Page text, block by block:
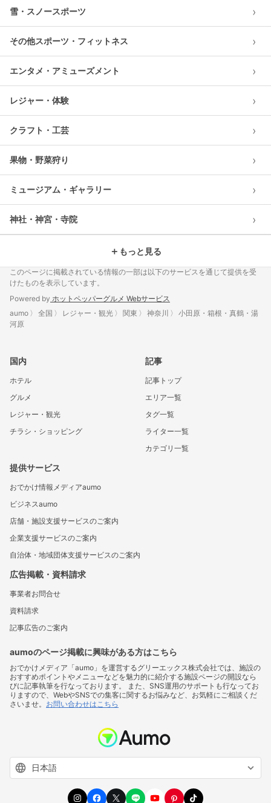
雪・スノースポーツ ›
その他スポーツ・フィットネス ›
エンタメ・アミューズメント ›
レジャー・体験 ›
クラフト・工芸 ›
果物・野菜狩り ›
ミュージアム・ギャラリー ›
神社・神宮・寺院 ›
＋ もっと見る
このページに掲載されている情報の一部は以下のサービスを通じて提供を受
けたものを表示しています。
Powered by ホットペッパーグルメ Webサービス
aumo
全国 レジャー・観光 関東 神奈川
小田原・箱根・真鶴・湯
河原
国内
ホテル
グルメ
レジャー・観光
チラシ・ショッピング
記事
記事トップ
エリア一覧
タグ一覧
ライター一覧
カテゴリ一覧
提供サービス
おでかけ情報メディアaumo
ビジネスaumo
店舗・施設支援サービスのご案内
企業支援サービスのご案内
自治体・地域団体支援サービスのご案内
広告掲載・資料請求
事業者お問合せ
資料請求
記事広告のご案内
aumoのページ掲載に興味がある方はこちら
おでかけメディア「aumo」を運営するグリーエックス株式会社では、施設の
おすすめポイントやメニューなどを魅力的に紹介する施設ページの開設なら
びに記事執筆を行なっております。 また、SNS運用のサポートも行なってお
りますので、WebやSNSでの集客に関するお悩みなど、お気軽にご相談くだ
さいませ。 お問い合わせはこちら